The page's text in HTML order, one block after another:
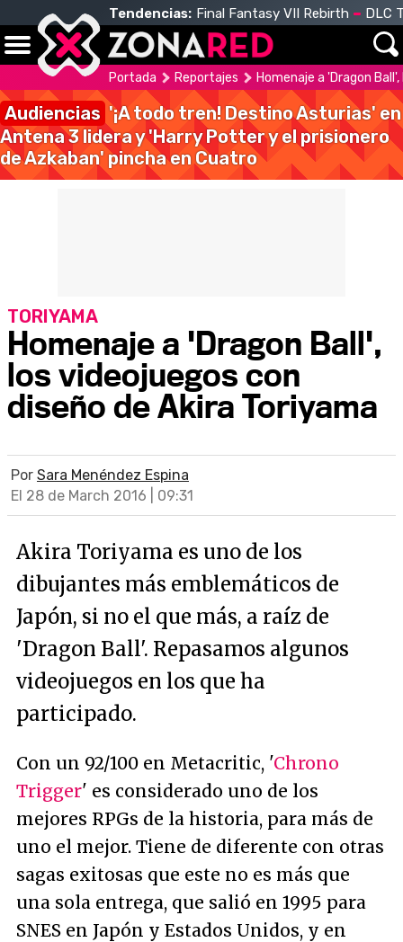
Tendencias: Final Fantasy VII Rebirth DLC
Portada Reportajes Homenaje a 'Dragon
Audiencias '¡A todo tren! Destino Asturias' en
Antena 3 lidera y 'Harry Potter y el prisionero
de Azkaban' pincha en Cuatro
Homenaje a 'Dragon Ball',
los videojuegos con
diseño de Akira Toriyama
TORIYAMA
Por Sara Menéndez Espina
El 28 de March 2016 | 09:31
Akira Toriyama es uno de los
dibujantes más emblemáticos de
Japón, si no el que más, a raíz de
'Dragon Ball'. Repasamos algunos
videojuegos en los que ha
participado.
Con un 92/100 en Metacritic, 'Chrono
Trigger' es considerado uno de los
mejores RPGs de la historia, para más de
uno el mejor. Tiene de diferente con otras
sagas exitosas que este no es más que
una sola entrega, que salió en 1995 para
SNES en Japón y Estados Unidos, y en